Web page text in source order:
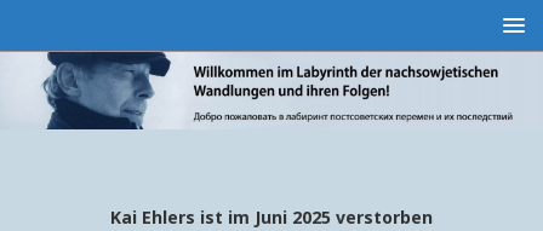
Kai Ehlers ist im Juni 2025 verstorben